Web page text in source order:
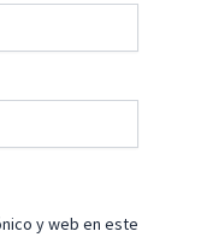
y web en este